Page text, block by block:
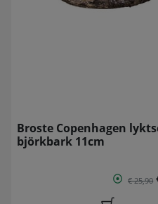
Broste Copenhagen
björkbark 11cm
€ 25,90